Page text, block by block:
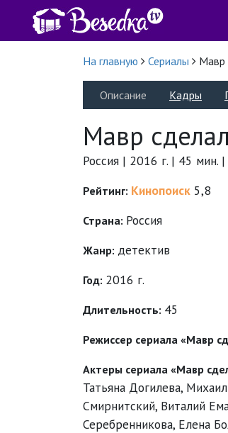
На главную Сериалы Мавр
Описание Кадры
Мавр
Россия | 2016 г. | 45 мин.
Рейтинг: Кинопоиск 5,8
Страна: Россия
Жанр: детектив
Год: 2016 г.
Длительность: 45
Режиссер сериала «Мавр
Актеры сериала «Мавр
Татьяна Догилева,
Смирнитский, Виталий
Серебренникова, Елена